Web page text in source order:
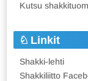
Kutsu
Linkit
Shakki-lehti
Shakkiliitto